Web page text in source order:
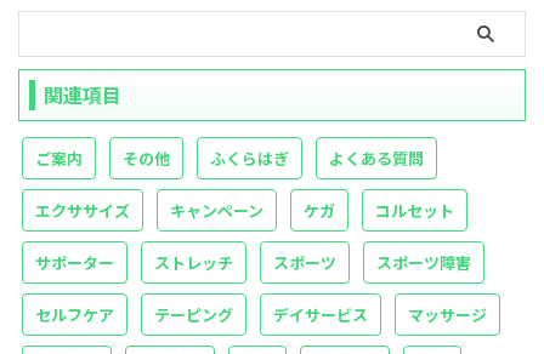
関連項目
ご案内 その他 ふくらはぎ よくある質問
エクササイズ キャンペーン ケガ コルセット
サポーター ストレッチ スポーツ スポーツ障害
セルフケア テーピング デイサービス マッサージ